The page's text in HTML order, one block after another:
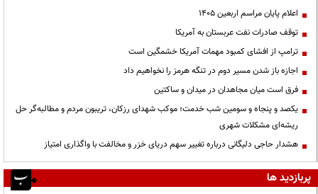
اعلام پایان مراسم اربعین ۱۴۰۵
توقف صادرات نفت عربستان به آمریکا
ترامپ از افشای کمبود مهمات آمریکا خشمگین است
اجازه باز شدن مسیر دوم در تنگه هرمز را نخواهیم داد
فرق است میان مجاهدان در میدان و ساکتین
یکصد و پنجاه و سومین شب خدمت؛ موکب شهدای رزکان، تریبون مردم و مطالبه‌گر حل
ریشه‌ای مشکلات شهری
هشدار حاجی دلیگانی درباره تغییر سهم دریای خزر و مخالفت با واگذاری امتیاز
پربازدید ها